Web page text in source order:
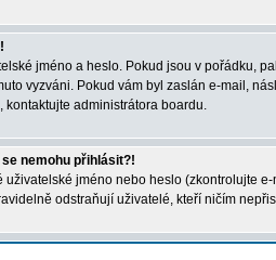
jméno a heslo. Pokud jsou v pořádku,
vyzváni. Pokud vám byl zaslán e-mail,
administrátora boardu.
nemohu přihlásit?!
jméno nebo heslo (zkontrolujte
odstraňují uživatelé, kteří ničím